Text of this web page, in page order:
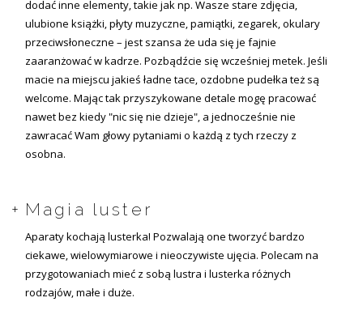
dodać inne elementy, takie jak np. Wasze stare zdjęcia,
ulubione książki, płyty muzyczne, pamiątki, zegarek, okulary
przeciwsłoneczne – jest szansa że uda się je fajnie
zaaranżować w kadrze. Pozbądźcie się wcześniej metek. Jeśli
macie na miejscu jakieś ładne tace, ozdobne pudełka też są
welcome. Mając tak przyszykowane detale mogę pracować
nawet bez kiedy "nic się nie dzieje", a jednocześnie nie
zawracać Wam głowy pytaniami o każdą z tych rzeczy z
osobna.
Magia luster
Aparaty kochają lusterka! Pozwalają one tworzyć bardzo
ciekawe, wielowymiarowe i nieoczywiste ujęcia. Polecam na
przygotowaniach mieć z sobą lustra i lusterka różnych
rodzajów, małe i duże.